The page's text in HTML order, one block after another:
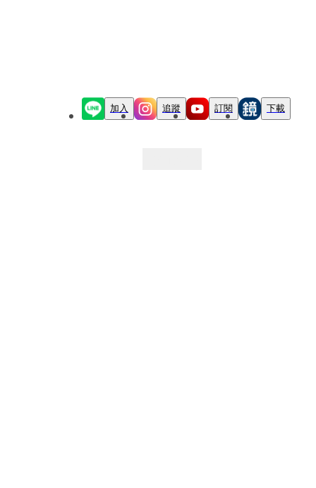
加入 追蹤 訂閱 下載